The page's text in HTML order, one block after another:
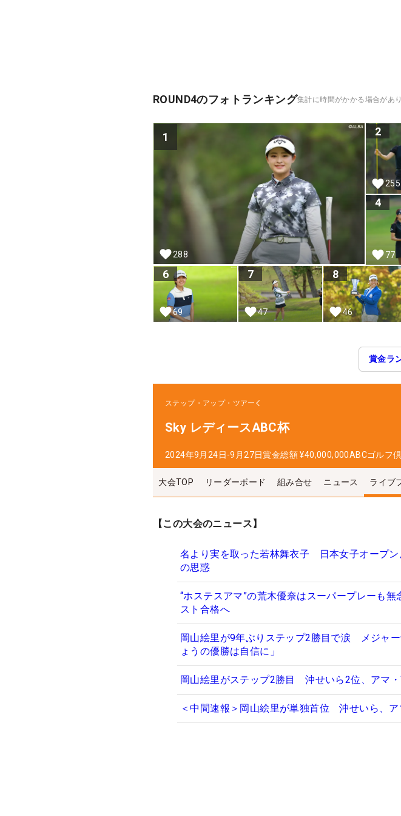
ROUND4のフォトランキング集計に時間がかかる場合があり
1
288
2
255
4
77
6
69
7
47
8
46
賞金ラ
ステップ・アップ・ツアー
Sky レディースABC杯
2024年9月24日-9月27日賞金総額 ¥40,000,000ABCゴルフ
大会TOP リーダーボード 組み合せ ニュース ライブ
【この大会のニュース】
名より実を取った若林舞衣子 日本女子オープン
の思惑
“ホステスアマ”の荒木優奈はスーパープレーも
スト合格へ
岡山絵里が9年ぶりステップ2勝目で涙 メジャ
ょうの優勝は自信に」
岡山絵里がステップ2勝目 沖せいら2位、アマ
＜中間速報＞岡山絵里が単独首位 沖せいら、